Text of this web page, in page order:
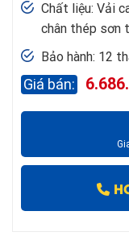
Chất liệu: Vải
chân thép sơn
Bảo hành: 12